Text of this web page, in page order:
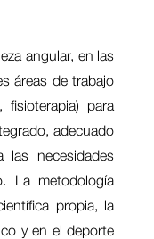
angular, en las
áreas de trabajo
fisioterapia) para
adecuado
necesidades
La metodología
propia, la
y en el deporte